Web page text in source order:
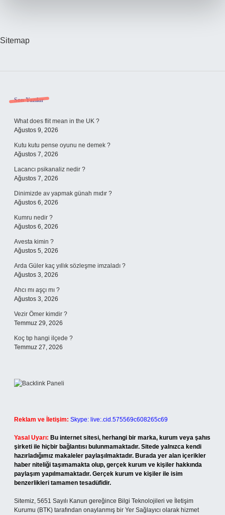
Sitemap
Sidebar
Son Yazılar
What does flit mean in the UK ?
Ağustos 9, 2026
Kutu kutu pense oyunu ne demek ?
Ağustos 7, 2026
Lacancı psikanaliz nedir ?
Ağustos 7, 2026
Dinimizde av yapmak günah mıdır ?
Ağustos 6, 2026
Kumru nedir ?
Ağustos 6, 2026
Avesta kimin ?
Ağustos 5, 2026
Arda Güler kaç yıllık sözleşme imzaladı ?
Ağustos 3, 2026
Ahcı mı aşçı mı ?
Ağustos 3, 2026
Vezir Ömer kimdir ?
Temmuz 29, 2026
Koç tıp hangi ilçede ?
Temmuz 27, 2026
Reklam ve İletişim: Skype: live:.cid.575569c608265c69
Yasal Uyarı: Bu internet sitesi, herhangi bir marka, kurum veya şahıs
şirketi ile hiçbir bağlantısı bulunmamaktadır. Sitede yalnızca kendi
hazırladığımız makaleler paylaşılmaktadır. Burada yer alan içerikler
haber niteliği taşımamakta olup, gerçek kurum ve kişiler hakkında
paylaşım yapılmamaktadır. Gerçek kurum ve kişiler ile isim
benzerlikleri tamamen tesadüfidir.
Sitemiz, 5651 Sayılı Kanun gereğince Bilgi Teknolojileri ve İletişim
Kurumu (BTK) tarafından onaylanmış bir Yer Sağlayıcı olarak hizmet